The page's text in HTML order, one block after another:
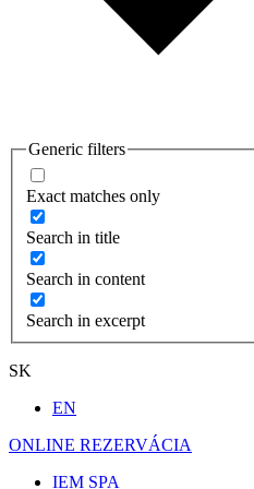
Generic filters
Exact matches only
Search in title
Search in content
Search in excerpt
SK
EN
ONLINE REZERVÁCIA
IEM SPA